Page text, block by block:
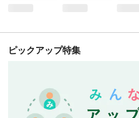
ピックアップ特集